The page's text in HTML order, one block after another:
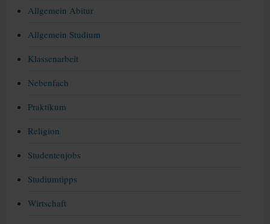
Allgemein Abitur
Allgemein Studium
Klassenarbeit
Nebenfach
Praktikum
Religion
Studentenjobs
Studiumtipps
Wirtschaft